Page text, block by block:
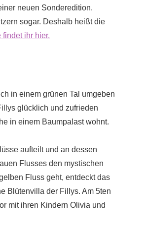
neuen Sonderedition.
sogar. Deshalb heißt die
ihr hier.
in einem grünen Tal umgeben
glücklich und zufrieden
in einem Baumpalast wohnt.
aufteilt und an dessen
Flusses den mystischen
Fluss geht, entdeckt das
Blütenvilla der Fillys. Am 5ten
mit ihren Kindern Olivia und